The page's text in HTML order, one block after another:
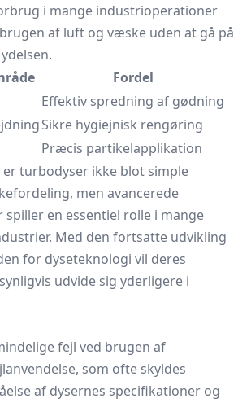
i mange industrioperationer
af luft og væske uden at gå på
Fordel
Effektiv spredning af gødning
Sikre hygiejnisk rengøring
Præcis partikelapplikation
er turbodyser ikke blot simple
men avancerede
spiller en essentiel rolle i mange
Med den fortsatte udvikling
for dyseteknologi vil deres
udvide sig yderligere i
fejl ved brugen af
som ofte skyldes
af dysernes specifikationer og